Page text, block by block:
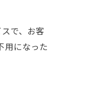
で、お客
用になった